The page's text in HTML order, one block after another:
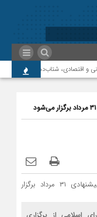
و اقتصادی، شتاب‌دهنده توسعه